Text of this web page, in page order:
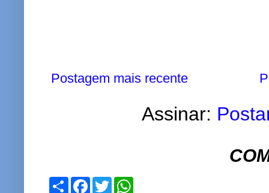
Postagem mais recente
Assinar:
S F T